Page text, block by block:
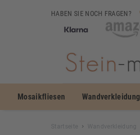
HABEN SIE NOCH FRAGEN?
Mosaikfliesen Wandverkleidung
Startseite Wandverkleidung